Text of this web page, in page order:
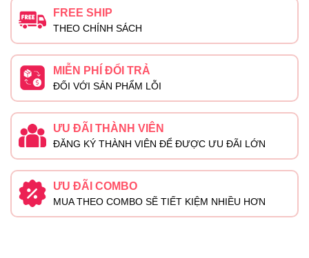
FREE SHIP
THEO CHÍNH SÁCH
MIỄN PHÍ ĐỔI TRẢ
ĐỐI VỚI SẢN PHẨM LỖI
ƯU ĐÃI THÀNH VIÊN
ĐĂNG KÝ THÀNH VIÊN ĐỂ ĐƯỢC ƯU ĐÃI LỚN
ƯU ĐÃI COMBO
MUA THEO COMBO SẼ TIẾT KIỆM NHIỀU HƠN